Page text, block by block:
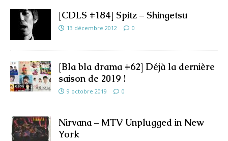
[CDLS #184] Spitz – Shingetsu
13 décembre 2012 0
[Bla bla drama #62] Déjà la dernière
saison de 2019 !
9 octobre 2019 0
Nirvana – MTV Unplugged in New
York